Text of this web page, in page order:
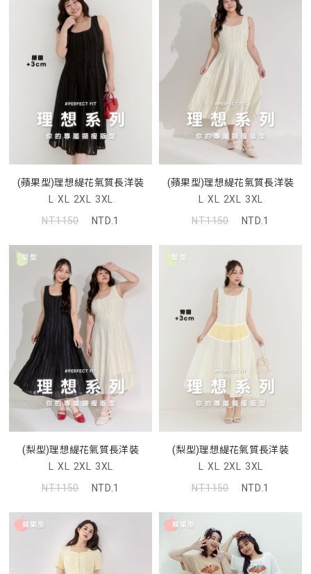
(蘋果型)理想緹花氣質長洋裝
L XL 2XL 3XL
NT.1150
NTD.1
(蘋果型)理想緹花氣質長洋裝
L XL 2XL 3XL
NT.1150
NTD.1
(梨型)理想緹花氣質長洋裝
L XL 2XL 3XL
NT.1150
NTD.1
(梨型)理想緹花氣質長洋裝
L XL 2XL 3XL
NT.1150
NTD.1